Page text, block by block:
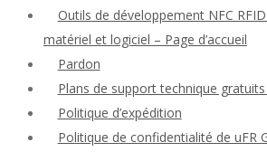
Outils de développement NFC
matériel et logiciel – Page d’accueil
Pardon
Plans de support technique
Politique d’expédition
Politique de confidentialité de uFR